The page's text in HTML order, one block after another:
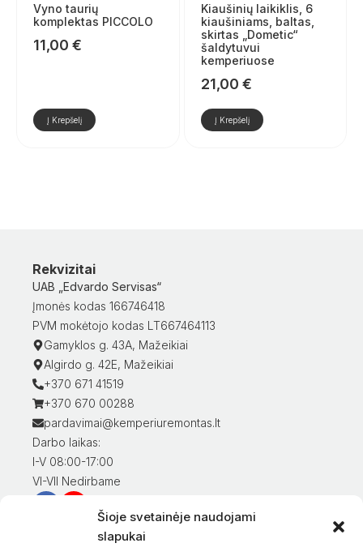
Šioje svetainėje naudojami
slapukai
Vyno taurių
komplektas PICCOLO
11,00 €
Į Krepšelį
Kiaušinių laikiklis, 6
kiaušiniams, baltas,
skirtas „Dometic“
šaldytuvui
kemperiuose
21,00 €
Į Krepšelį
Rekvizitai
UAB „Edvardo Servisas“
Įmonės kodas 166746418
PVM mokėtojo kodas LT667464113
Gamyklos g. 43A, Mažeikiai
Algirdo g. 42E, Mažeikiai
+370 671 41519
+370 670 00288
pardavimai@kemperiuremontas.lt
Darbo laikas:
I-V 08:00-17:00
VI-VII Nedirbame
Informacija klientams